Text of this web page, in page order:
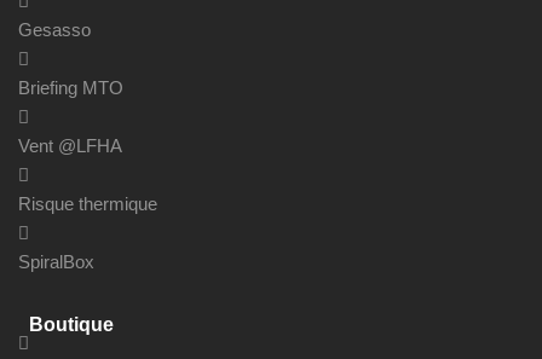
Gesasso
Briefing MTO
Vent @LFHA
Risque thermique
SpiralBox
Boutique